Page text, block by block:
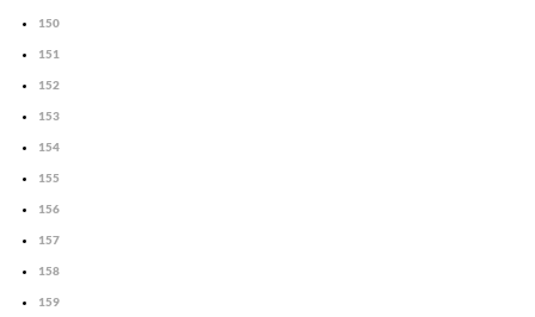
150
151
152
153
154
155
156
157
158
159